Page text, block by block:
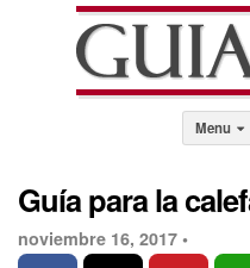
Menu
Guía para la
noviembre 16, 2017 •